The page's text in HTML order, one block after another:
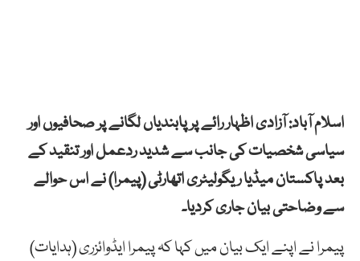
اسلام آباد: آزادی اظہار رائے پر پابندیاں لگانے پر صحافیوں اور
سیاسی شخصیات کی جانب سے شدید ردعمل اور تنقید کے
بعد پاکستان میڈیا ریگولیٹری اتھارٹی (پیمرا) نے اس حوالے
سے وضاحتی بیان جاری کردیا۔
پیمرا نے اپنے ایک بیان میں کہا کہ پیمرا ایڈوائزری (ہدایات)